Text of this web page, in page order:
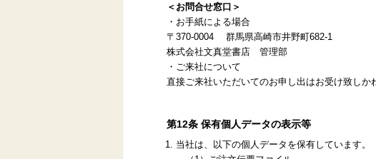
＜お問合せ窓口＞
・お手紙による場合
〒370-0004 群馬県高崎市井野町682-1
株式会社文真堂書店 管理部
・ご来社について
直接ご来社いただいてのお申し出はお受け致しか
第12条 保有個人データの表示等
当社は、以下の個人データを保有しています。